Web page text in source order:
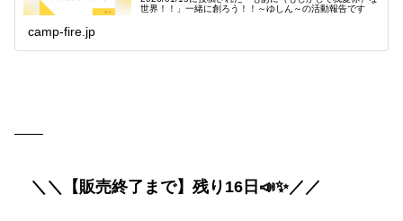
世界！！」一緒に創ろう！！～ゆしん～の活動報告です
camp-fire.jp
——
＼＼【販売終了まで】残り16日📣✨／／